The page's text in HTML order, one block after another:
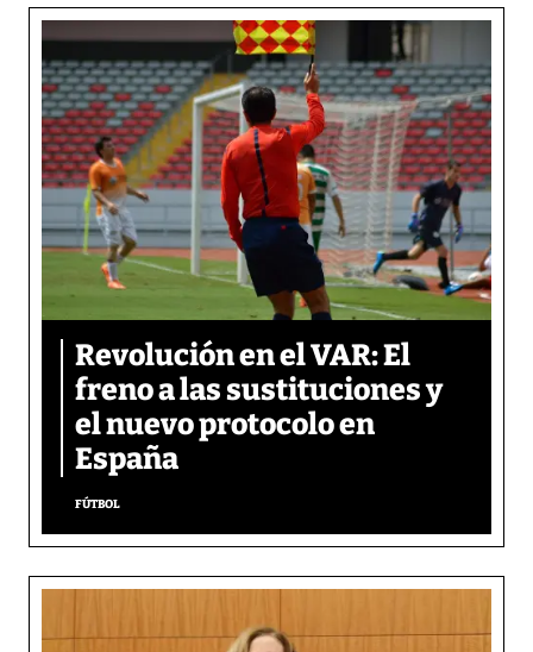
Revolución en el VAR: El
freno a las sustituciones y
el nuevo protocolo en
España
FÚTBOL